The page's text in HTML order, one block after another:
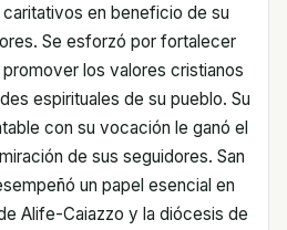
en beneficio de su
Se esforzó por fortalecer
los valores cristianos
espirituales de su pueblo. Su
con su vocación le ganó el
de sus seguidores. San
un papel esencial en
Alife-Caiazzo y la diócesis de